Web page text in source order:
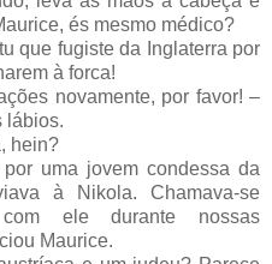
és mesmo médico?
que fugiste da Inglaterra por
à forca!
novamente, por favor! –
lábios.
hein?
uma jovem condessa da
à Nikola. Chamava-se
ele durante nossas
Maurice.